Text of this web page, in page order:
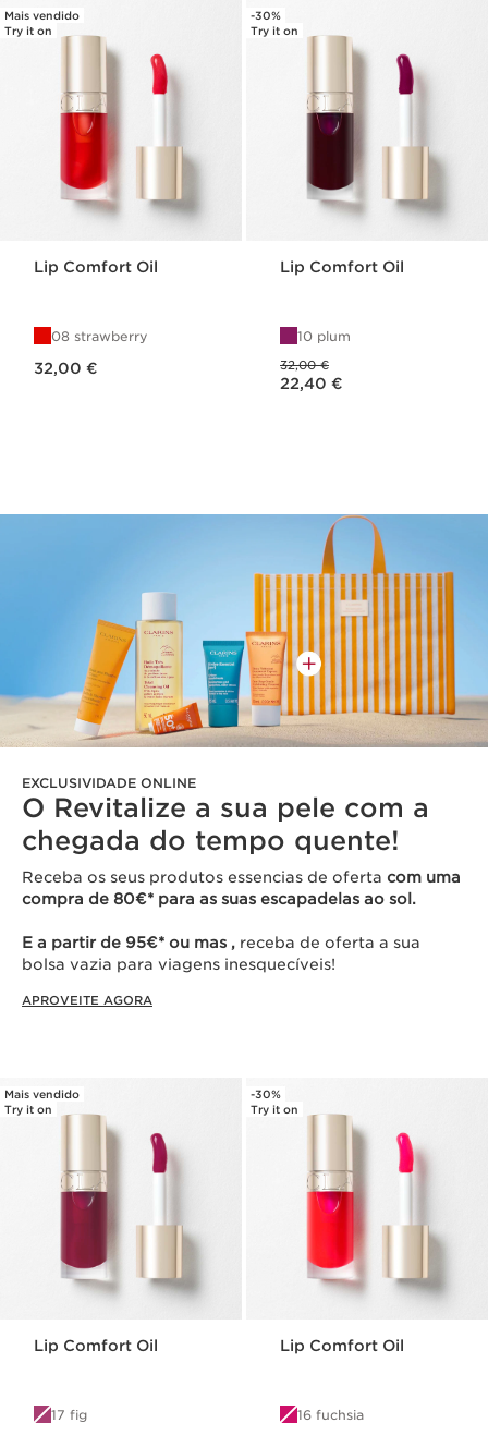
Mais vendido
Try it on
Lip Comfort Oil
08 strawberry
32,00 €
-30%
Try it on
Lip Comfort Oil
10 plum
32,00 €
Preço atual 22,40 €
22,40 €
EXCLUSIVIDADE ONLINE
O Revitalize a sua pele com a
chegada do tempo quente!
Receba os seus produtos essencias de oferta com uma
compra de 80€* para as suas escapadelas ao sol.
E a partir de 95€* ou mas , receba de oferta a sua
bolsa vazia para viagens inesquecíveis!
APROVEITE AGORA
Mais vendido
Try it on
Lip Comfort Oil
17 fig
-30%
Try it on
Lip Comfort Oil
16 fuchsia